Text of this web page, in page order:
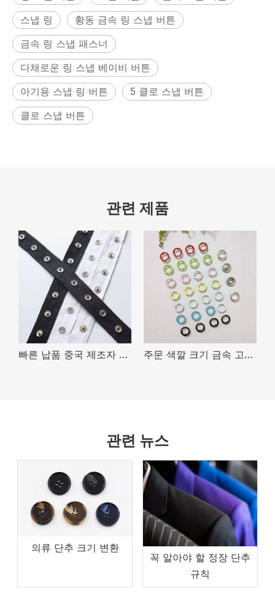
스냅 링
황동 금속 링 스냅 버튼
금속 링 스냅 패스너
다채로운 링 스냅 베이비 버튼
아기용 스냅 링 버튼
5 클로 스냅 버튼
클로 스냅 버튼
관련 제품
빠른 납품 중국 제조자 까만 백색 면 금속 스냅 단추 테이프 주문 색깔 크기 금속 고급장교 다채로운 4개 부품 의류를 위한 둥근 갈래 스냅 단추
관련 뉴스
의류 단추 크기 변환
꼭 알아야 할 정장 단추
규칙